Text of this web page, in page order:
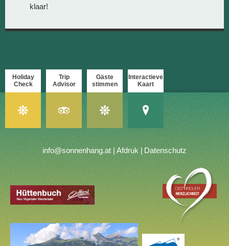
klaar!
Holiday
Check
Trip
Advisor
Gäste
stimmen
Interactieve
Kaart
info@sonnenhang.at Afdruk Datenschutz